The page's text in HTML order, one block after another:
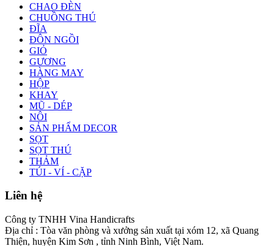
CHAO ĐÈN
CHUỒNG THÚ
ĐĨA
ĐÔN NGỒI
GIỎ
GƯƠNG
HÀNG MAY
HỘP
KHAY
MŨ - DÉP
NÔI
SẢN PHẨM DECOR
SỌT
SỌT THÚ
THẢM
TÚI - VÍ - CẶP
Liên hệ
Công ty TNHH Vina Handicrafts
Địa chỉ : Tòa văn phòng và xưởng sản xuất tại xóm 12, xã Quang
Thiện, huyện Kim Sơn , tỉnh Ninh Bình, Việt Nam.